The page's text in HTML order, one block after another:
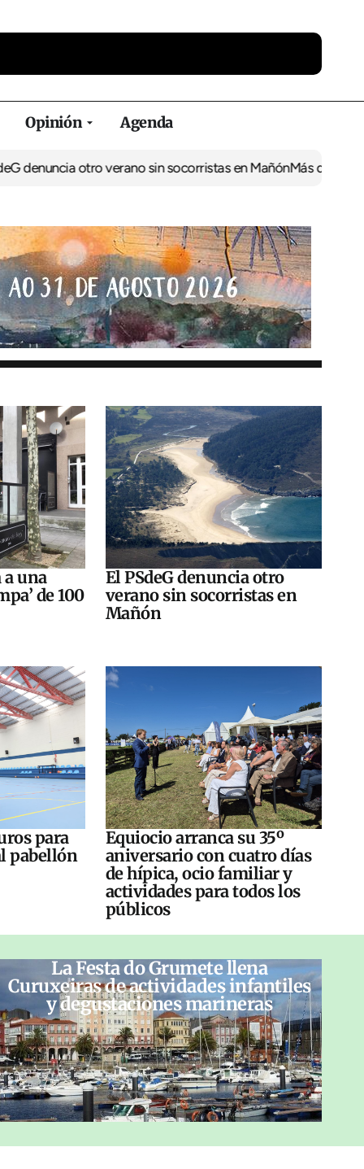
Opinión Agenda
otro verano sin socorristas en MañónMás de 237.000
a una
de 100
El PSdeG denuncia otro
verano sin socorristas en
Mañón
para
pabellón
Equiocio arranca su 35º
aniversario con cuatro días
de hípica, ocio familiar y
actividades para todos los
públicos
La Festa do Grumete llena
Curuxeiras de actividades infantiles
y degustaciones marineras